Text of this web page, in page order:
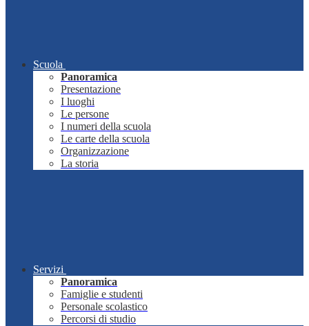
Scuola
Panoramica
Presentazione
I luoghi
Le persone
I numeri della scuola
Le carte della scuola
Organizzazione
La storia
Servizi
Panoramica
Famiglie e studenti
Personale scolastico
Percorsi di studio